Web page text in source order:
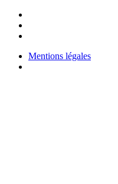
Mentions légales